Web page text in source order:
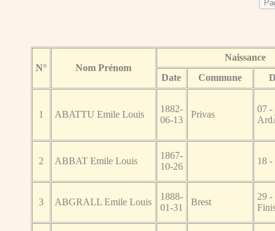
N° Nom Prénom
Naissance
Date
Commune
1 ABATTU Emile Louis
1882-
06-13
Privas
07 -
2 ABBAT Emile Louis
1867-
10-26
18 -
3 ABGRALL Emile Louis
1888-
01-31
Brest
29 -